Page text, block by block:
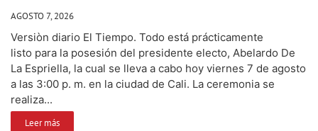
AGOSTO 7, 2026
Versiòn diario El Tiempo. Todo está prácticamente
listo para la posesión del presidente electo, Abelardo De
La Espriella, la cual se lleva a cabo hoy viernes 7 de agosto
a las 3:00 p. m. en la ciudad de Cali. La ceremonia se
realiza...
Leer más